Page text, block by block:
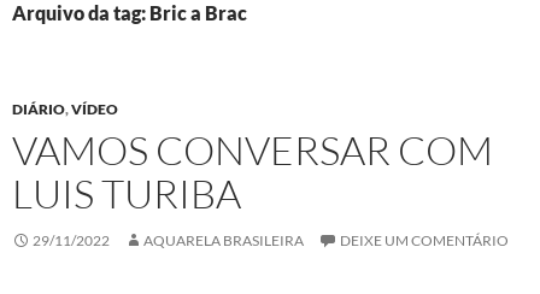
CONTEÚDO
Arquivo da tag: Bric a Brac
DIÁRIO,VÍDEO
VAMOS CONVERSAR COM
LUIS TURIBA
29/11/2022 AQUARELA BRASILEIRA DEIXE UM COMENTÁRIO